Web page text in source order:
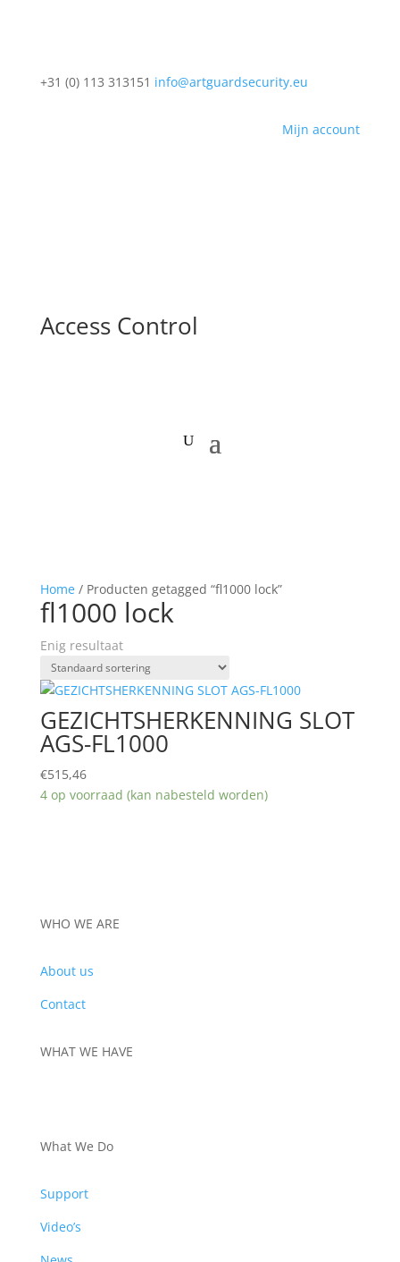
+31 (0) 113 313151 info@artguardsecurity.eu
Mijn account
Access Control
Home/ Producten getagged “fl1000 lock”
fl1000 lock
Enig resultaat
GEZICHTSHERKENNING SLOT
AGS-FL1000
€515,46
4 op voorraad (kan nabesteld worden)
WHO WE ARE
About us
Contact
WHAT WE HAVE
What We Do
Support
Video’s